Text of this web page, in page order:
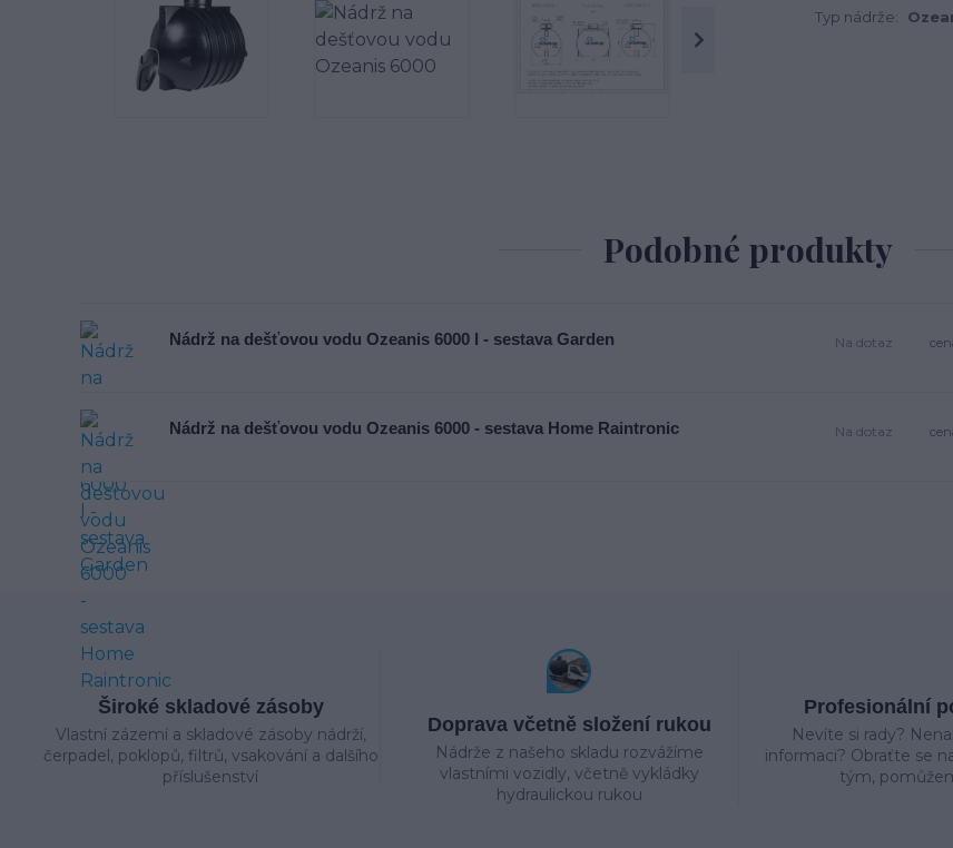
Typ nádrže:
Podobné produkty
Nádrž na dešťovou vodu Ozeanis 6000 l - sestava Garden Na dotaz
Nádrž na dešťovou vodu Ozeanis 6000 - sestava Home Raintronic Na dotaz
Široké skladové zásoby
Vlastní zázemí a skladové zásoby nádrží,
čerpadel, poklopů, filtrů, vsakování a dalšího
příslušenství
Doprava včetně složení rukou
Nádrže z našeho skladu rozvážíme
vlastními vozidly, včetně vykládky
hydraulickou rukou
Profesionální
Nevíte si rady?
informaci? Obraťte se
tým,